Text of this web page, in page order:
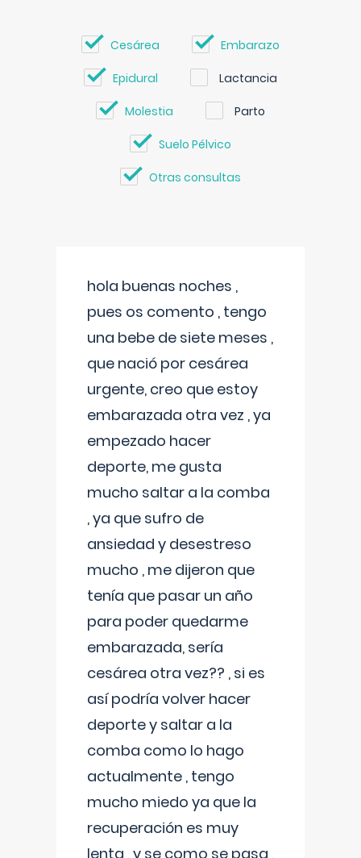
Cesárea Embarazo
Epidural Lactancia
Molestia Parto
Suelo Pélvico
Otras consultas
hola buenas noches ,
pues os comento , tengo
una bebe de siete meses ,
que nació por cesárea
urgente, creo que estoy
embarazada otra vez , ya
empezado hacer
deporte, me gusta
mucho saltar a la comba
, ya que sufro de
ansiedad y desestreso
mucho , me dijeron que
tenía que pasar un año
para poder quedarme
embarazada, sería
cesárea otra vez?? , si es
así podría volver hacer
deporte y saltar a la
comba como lo hago
actualmente , tengo
mucho miedo ya que la
recuperación es muy
lenta , y se como se pasa ,